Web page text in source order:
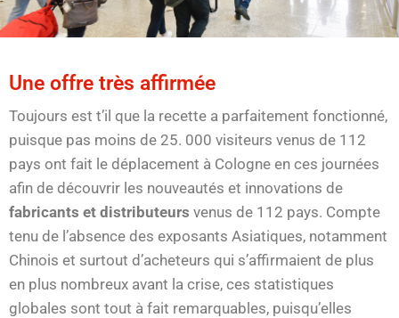
Une offre très affirmée
Toujours est t’il que la recette a parfaitement fonctionné,
puisque pas moins de 25. 000 visiteurs venus de 112
pays ont fait le déplacement à Cologne en ces journées
afin de découvrir les nouveautés et innovations de
fabricants et distributeurs venus de 112 pays. Compte
tenu de l’absence des exposants Asiatiques, notamment
Chinois et surtout d’acheteurs qui s’affirmaient de plus
en plus nombreux avant la crise, ces statistiques
globales sont tout à fait remarquables, puisqu’elles